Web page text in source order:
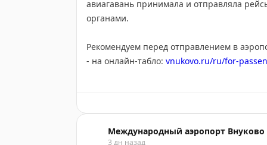
Мы бережно храним забытые вещи.
Что для этого нужно?
авиагавань принимала и отправляла
органами.
Рекомендуем перед отправлением в
- на онлайн-табло: vnukovo.ru/ru/for-
Также обо всех изменениях в
Международный аэропорт Внуково
3 дн назад